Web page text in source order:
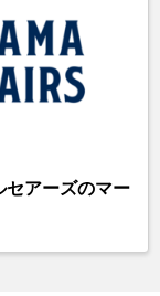
セアーズのマー